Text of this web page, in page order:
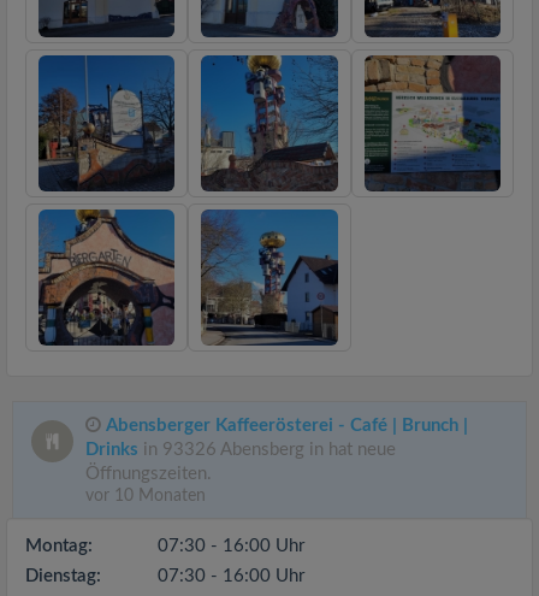
Abensberger Kaffeerösterei - Café | Brunch |
Drinks in 93326 Abensberg in hat neue
Öffnungszeiten.
vor 10 Monaten
Montag:
07:30 - 16:00 Uhr
Dienstag:
07:30 - 16:00 Uhr